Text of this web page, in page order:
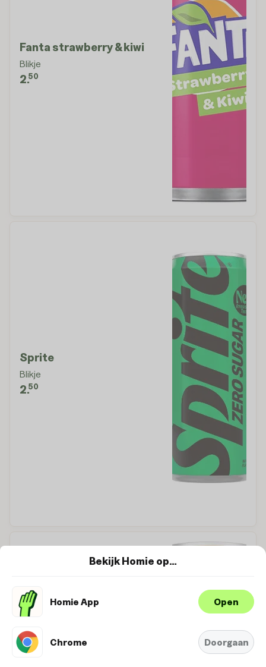
Fanta strawberry & kiwi
Blikje
2.50
Sprite
Blikje
2.50
Bekijk Homie op…
Homie App Open
Chrome Doorgaan
Wij maken gebruik van cookies om je
personaliseren. Bekijk
Cookie-Policy.
Oké